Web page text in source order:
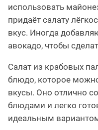
использовать
придаёт салату
вкус. Иногда
авокадо, чтобы
Салат из крабовых
блюдо, которое
вкусы. Оно отлично
блюдами и легко
идеальным